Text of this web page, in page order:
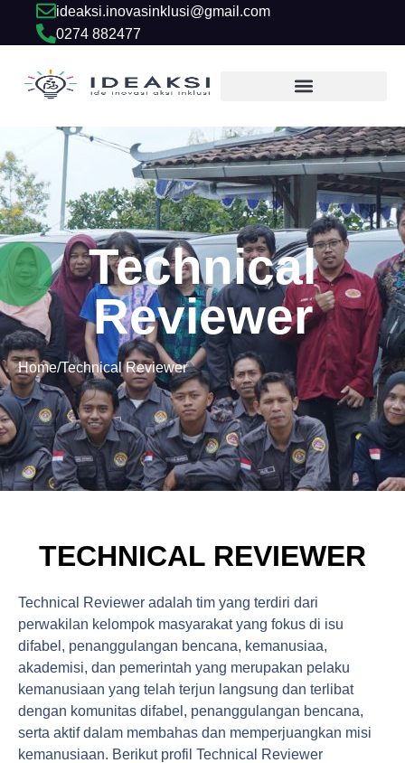
ideaksi.inovasinklusi@gmail.com
0274 882477
Technical
Reviewer
Home/Technical Reviewer
TECHNICAL REVIEWER
Technical Reviewer adalah tim yang terdiri dari
perwakilan kelompok masyarakat yang fokus di isu
difabel, penanggulangan bencana, kemanusiaa,
akademisi, dan pemerintah yang merupakan pelaku
kemanusiaan yang telah terjun langsung dan terlibat
dengan komunitas difabel, penanggulangan bencana,
serta aktif dalam membahas dan memperjuangkan misi
kemanusiaan. Berikut profil Technical Reviewer